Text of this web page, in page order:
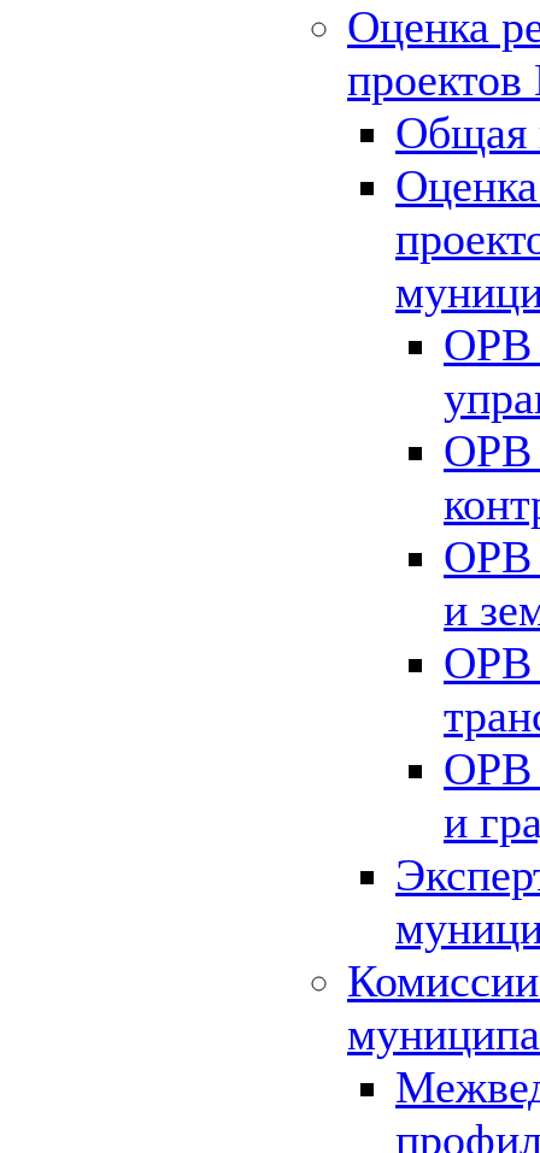
Оценка
Общая
ОРВ
ОРВ
ОРВ
и
ОРВ
ОРВ
и